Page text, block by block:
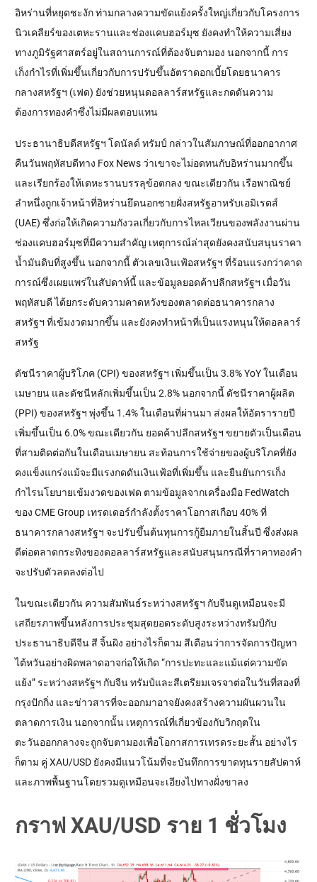
อิหร่านที่หยุดชะงัก ท่ามกลางความขัดแย้งครั้งใหญ่เกี่ยวกับโครงการ
นิวเคลียร์ของเตหะรานและช่องแคบฮอร์มุซ ยังคงทำให้ความเสี่ยง
ทางภูมิรัฐศาสตร์อยู่ในสถานการณ์ที่ต้องจับตามอง นอกจากนี้ การ
เก็งกำไรที่เพิ่มขึ้นเกี่ยวกับการปรับขึ้นอัตราดอกเบี้ยโดยธนาคาร
กลางสหรัฐฯ (เฟด) ยังช่วยหนุนดอลลาร์สหรัฐและกดดันความ
ต้องการทองคำซึ่งไม่มีผลตอบแทน
ประธานาธิบดีสหรัฐฯ โดนัลด์ ทรัมป์ กล่าวในสัมภาษณ์ที่ออกอากาศ
คืนวันพฤหัสบดีทาง Fox News ว่าเขาจะไม่อดทนกับอิหร่านมากขึ้น
และเรียกร้องให้เตหะรานบรรลุข้อตกลง ขณะเดียวกัน เรือพาณิชย์
ลำหนึ่งถูกเจ้าหน้าที่อิหร่านยึดนอกชายฝั่งสหรัฐอาหรับเอมิเรตส์
(UAE) ซึ่งก่อให้เกิดความกังวลเกี่ยวกับการไหลเวียนของพลังงานผ่าน
ช่องแคบฮอร์มุซที่มีความสำคัญ เหตุการณ์ล่าสุดยังคงสนับสนุนราคา
น้ำมันดิบที่สูงขึ้น นอกจากนี้ ตัวเลขเงินเฟ้อสหรัฐฯ ที่ร้อนแรงกว่าคาด
การณ์ซึ่งเผยแพร่ในสัปดาห์นี้ และข้อมูลยอดค้าปลีกสหรัฐฯ เมื่อวัน
พฤหัสบดี ได้ยกระดับความคาดหวังของตลาดต่อธนาคารกลาง
สหรัฐฯ ที่เข้มงวดมากขึ้น และยังคงทำหน้าที่เป็นแรงหนุนให้ดอลลาร์
สหรัฐ
ดัชนีราคาผู้บริโภค (CPI) ของสหรัฐฯ เพิ่มขึ้นเป็น 3.8% YoY ในเดือน
เมษายน และดัชนีหลักเพิ่มขึ้นเป็น 2.8% นอกจากนี้ ดัชนีราคาผู้ผลิต
(PPI) ของสหรัฐฯ พุ่งขึ้น 1.4% ในเดือนที่ผ่านมา ส่งผลให้อัตรารายปี
เพิ่มขึ้นเป็น 6.0% ขณะเดียวกัน ยอดค้าปลีกสหรัฐฯ ขยายตัวเป็นเดือน
ที่สามติดต่อกันในเดือนเมษายน สะท้อนการใช้จ่ายของผู้บริโภคที่ยัง
คงแข็งแกร่งแม้จะมีแรงกดดันเงินเฟ้อที่เพิ่มขึ้น และยืนยันการเก็ง
กำไรนโยบายเข้มงวดของเฟด ตามข้อมูลจากเครื่องมือ FedWatch
ของ CME Group เทรดเดอร์กำลังตั้งราคาโอกาสเกือบ 40% ที่
ธนาคารกลางสหรัฐฯ จะปรับขึ้นต้นทุนการกู้ยืมภายในสิ้นปี ซึ่งส่งผล
ดีต่อตลาดกระทิงของดอลลาร์สหรัฐและสนับสนุนกรณีที่ราคาทองคำ
จะปรับตัวลดลงต่อไป
ในขณะเดียวกัน ความสัมพันธ์ระหว่างสหรัฐฯ กับจีนดูเหมือนจะมี
เสถียรภาพขึ้นหลังการประชุมสุดยอดระดับสูงระหว่างทรัมป์กับ
ประธานาธิบดีจีน สี จิ้นผิง อย่างไรก็ตาม สีเตือนว่าการจัดการปัญหา
ไต้หวันอย่างผิดพลาดอาจก่อให้เกิด “การปะทะและแม้แต่ความขัด
แย้ง” ระหว่างสหรัฐฯ กับจีน ทรัมป์และสีเตรียมเจรจาต่อในวันที่สองที่
กรุงปักกิ่ง และข่าวสารที่จะออกมาอาจยังคงสร้างความผันผวนใน
ตลาดการเงิน นอกจากนั้น เหตุการณ์ที่เกี่ยวข้องกับวิกฤตใน
ตะวันออกกลางจะถูกจับตามองเพื่อโอกาสการเทรดระยะสั้น อย่างไร
ก็ตาม คู่ XAU/USD ยังคงมีแนวโน้มที่จะบันทึกการขาดทุนรายสัปดาห์
และภาพพื้นฐานโดยรวมดูเหมือนจะเอียงไปทางฝั่งขาลง
กราฟ XAU/USD ราย 1 ชั่วโมง